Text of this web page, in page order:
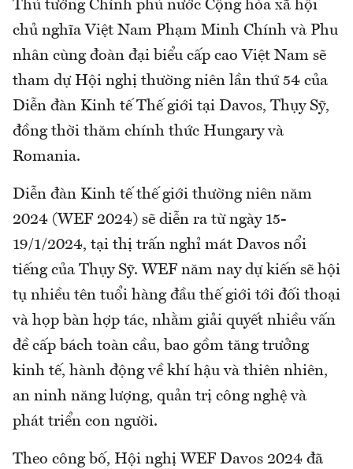
Thủ tướng Chính phủ nước Cộng hòa xã hội
chủ nghĩa Việt Nam Phạm Minh Chính và Phu
nhân cùng đoàn đại biểu cấp cao Việt Nam sẽ
tham dự Hội nghị thường niên lần thứ 54 của
Diễn đàn Kinh tế Thế giới tại Davos, Thụy Sỹ,
đồng thời thăm chính thức Hungary và
Romania.
Diễn đàn Kinh tế thế giới thường niên năm
2024 (WEF 2024) sẽ diễn ra từ ngày 15-
19/1/2024, tại thị trấn nghỉ mát Davos nổi
tiếng của Thụy Sỹ. WEF năm nay dự kiến sẽ hội
tụ nhiều tên tuổi hàng đầu thế giới tới đối thoại
và họp bàn hợp tác, nhằm giải quyết nhiều vấn
đề cấp bách toàn cầu, bao gồm tăng trưởng
kinh tế, hành động về khí hậu và thiên nhiên,
an ninh năng lượng, quản trị công nghệ và
phát triển con người.
Theo công bố, Hội nghị WEF Davos 2024 đã